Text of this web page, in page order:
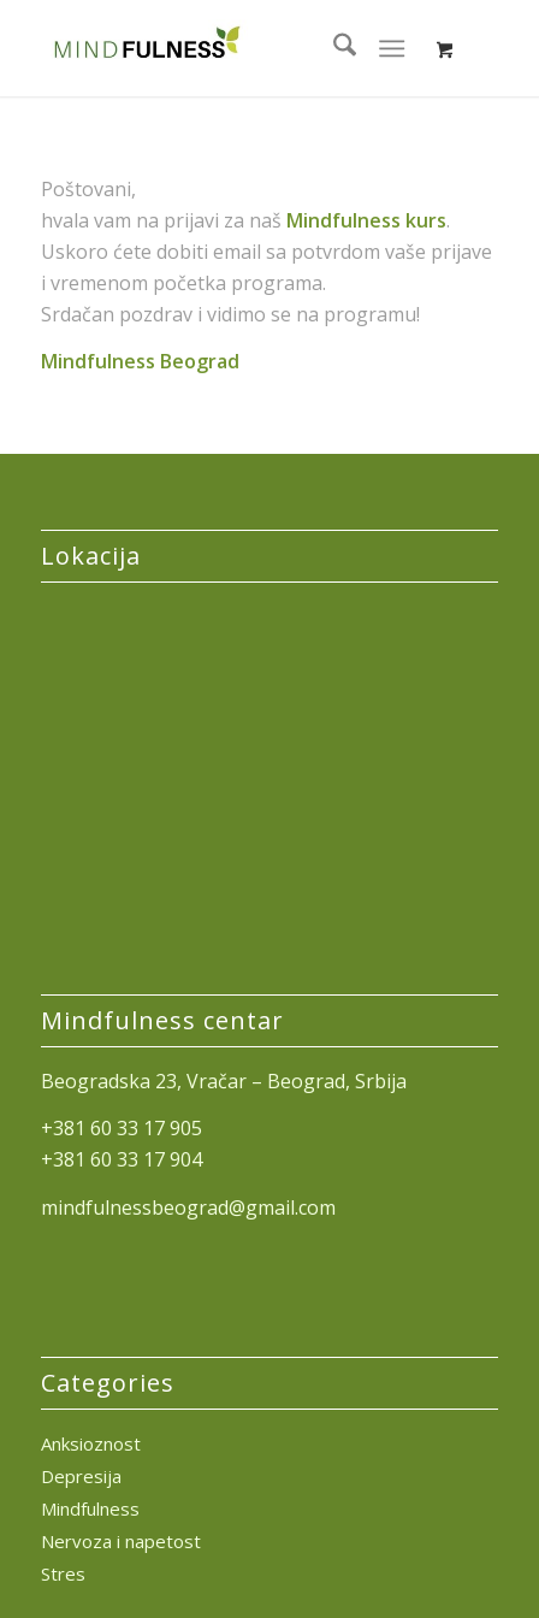
Poštovani,
hvala vam na prijavi za naš Mindfulness kurs.
Uskoro ćete dobiti email sa potvrdom vaše prijave
i vremenom početka programa.
Srdačan pozdrav i vidimo se na programu!
Mindfulness Beograd
Lokacija
Mindfulness centar
Beogradska 23, Vračar – Beograd, Srbija
+381 60 33 17 905
+381 60 33 17 904
mindfulnessbeograd@gmail.com
Categories
Anksioznost
Depresija
Mindfulness
Nervoza i napetost
Stres